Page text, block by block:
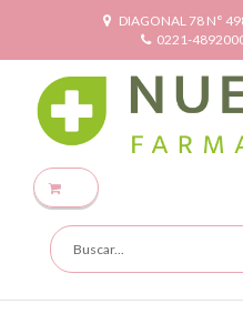
DIAGONAL 78 N°
0221-